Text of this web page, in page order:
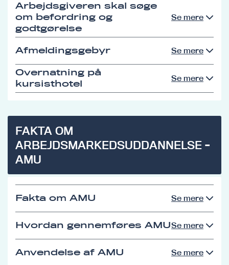
Arbejdsgiveren skal søge
om befordring og
godtgørelse
Se mere
Afmeldingsgebyr Se mere
Overnatning på
kursisthotel
Se mere
FAKTA OM
ARBEJDSMARKEDSUDDANNELSE -
AMU
Fakta om AMU Se mere
Hvordan gennemføres AMUSe mere
Anvendelse af AMU Se mere